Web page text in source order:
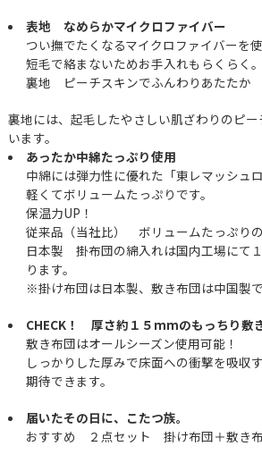
表地 なめらかマイクロファイバー
つい撫でたくなるマイクロファイバーを使
短毛で絡まないためお手入れもらくらく。
裏地 ピーチスキンでふんわりあたたか
裏地には、起毛したやさしい肌ざわりのピ
います。
あったか中綿たっぷり使用
中綿には弾力性に優れた「東レマッシュ
軽くてボリュームたっぷりです。
保温力UP！
従来品（当社比） ボリュームたっぷり
日本製 掛布団の綿入れは国内工場にて
ります。
※掛け布団は日本製、敷き布団は中国製で
CHECK！ 厚さ約１５mmのもっちり敷
敷き布団はオールシーズン使用可能！
しっかりした厚みで床面への衝撃を吸収
期待できます。
届いたその日に、こたつ族。
おすすめ ２点セット 掛け布団＋敷き